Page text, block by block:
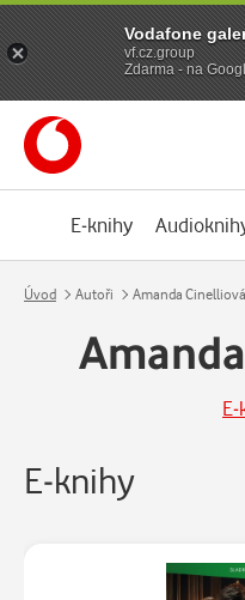
E-knihy
Úvod Autoři Amanda Cinelliová
E-knihy
Vodafone
vf.cz.group
Zdarma - na